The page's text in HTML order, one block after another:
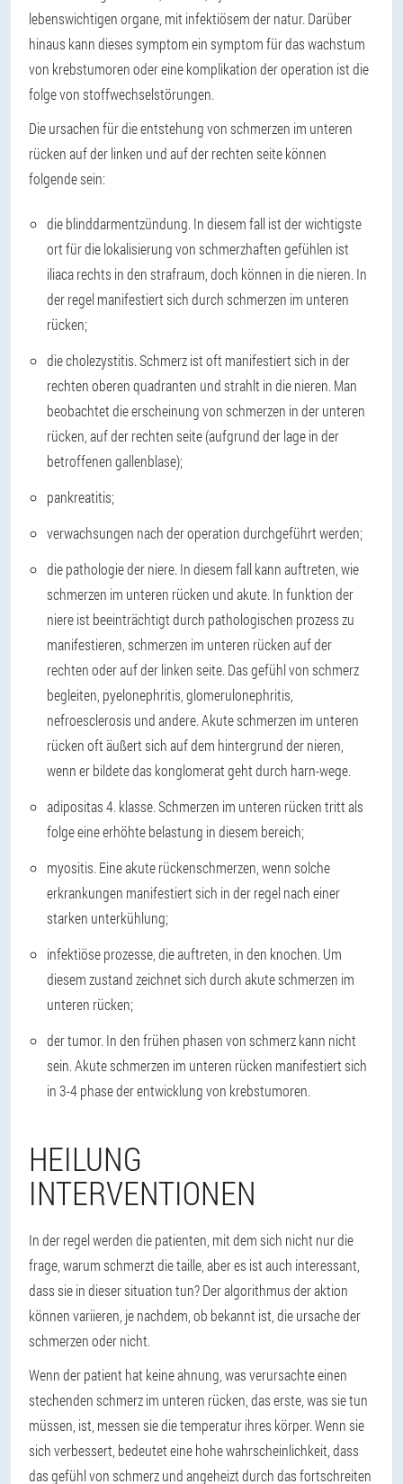
lebenswichtigen organe, mit infektiösem der natur. Darüber
hinaus kann dieses symptom ein symptom für das wachstum
von krebstumoren oder eine komplikation der operation ist die
folge von stoffwechselstörungen.
Die ursachen für die entstehung von schmerzen im unteren
rücken auf der linken und auf der rechten seite können
folgende sein:
die blinddarmentzündung. In diesem fall ist der wichtigste
ort für die lokalisierung von schmerzhaften gefühlen ist
iliaca rechts in den strafraum, doch können in die nieren. In
der regel manifestiert sich durch schmerzen im unteren
rücken;
die cholezystitis. Schmerz ist oft manifestiert sich in der
rechten oberen quadranten und strahlt in die nieren. Man
beobachtet die erscheinung von schmerzen in der unteren
rücken, auf der rechten seite (aufgrund der lage in der
betroffenen gallenblase);
pankreatitis;
verwachsungen nach der operation durchgeführt werden;
die pathologie der niere. In diesem fall kann auftreten, wie
schmerzen im unteren rücken und akute. In funktion der
niere ist beeinträchtigt durch pathologischen prozess zu
manifestieren, schmerzen im unteren rücken auf der
rechten oder auf der linken seite. Das gefühl von schmerz
begleiten, pyelonephritis, glomerulonephritis,
nefroesclerosis und andere. Akute schmerzen im unteren
rücken oft äußert sich auf dem hintergrund der nieren,
wenn er bildete das konglomerat geht durch harn-wege.
adipositas 4. klasse. Schmerzen im unteren rücken tritt als
folge eine erhöhte belastung in diesem bereich;
myositis. Eine akute rückenschmerzen, wenn solche
erkrankungen manifestiert sich in der regel nach einer
starken unterkühlung;
infektiöse prozesse, die auftreten, in den knochen. Um
diesem zustand zeichnet sich durch akute schmerzen im
unteren rücken;
der tumor. In den frühen phasen von schmerz kann nicht
sein. Akute schmerzen im unteren rücken manifestiert sich
in 3-4 phase der entwicklung von krebstumoren.
HEILUNG
INTERVENTIONEN
In der regel werden die patienten, mit dem sich nicht nur die
frage, warum schmerzt die taille, aber es ist auch interessant,
dass sie in dieser situation tun? Der algorithmus der aktion
können variieren, je nachdem, ob bekannt ist, die ursache der
schmerzen oder nicht.
Wenn der patient hat keine ahnung, was verursachte einen
stechenden schmerz im unteren rücken, das erste, was sie tun
müssen, ist, messen sie die temperatur ihres körper. Wenn sie
sich verbessert, bedeutet eine hohe wahrscheinlichkeit, dass
das gefühl von schmerz und angeheizt durch das fortschreiten